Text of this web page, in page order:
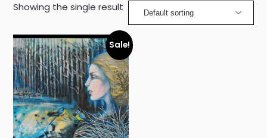
Showing the single result
Sale!